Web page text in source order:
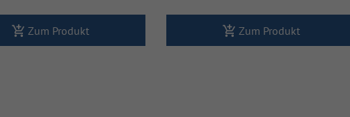
Zum Produkt Zum Produkt